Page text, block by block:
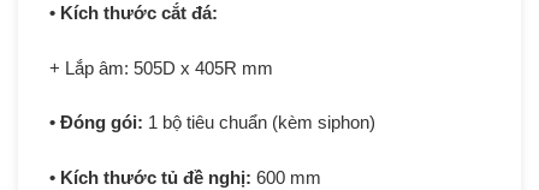
• Kích thước cắt đá:
+ Lắp âm: 505D x 405R mm
• Đóng gói: 1 bộ tiêu chuẩn (kèm siphon)
• Kích thước tủ đề nghị: 600 mm